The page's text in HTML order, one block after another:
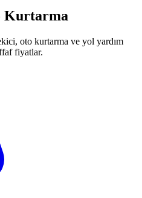
Kurtarma
oto kurtarma ve yol yardım
fiyatlar.